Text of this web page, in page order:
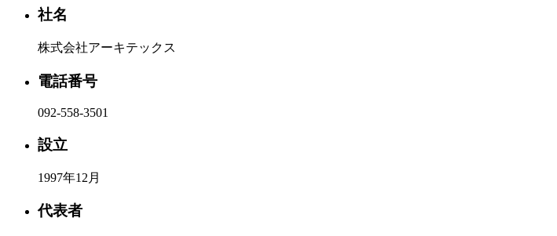
社名
株式会社アーキテックス
電話番号
092-558-3501
設立
1997年12月
代表者